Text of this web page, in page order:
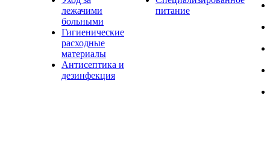
лежачими
больными
Гигиенические
расходные
материалы
Антисептика и
дезинфекция
питание